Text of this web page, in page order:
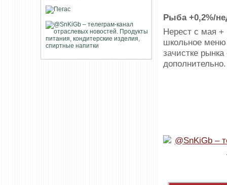
Рыба +0,2%/
Нерест с мая
школьное
зачистке